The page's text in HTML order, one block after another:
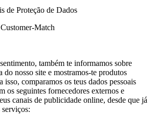
de Proteção de Dados
Match
também te informamos sobre
do nosso site e mostramos-te produtos
isso, comparamos os teus dados pessoais
os seguintes fornecedores externos e
canais de publicidade online, desde que já
serviços: